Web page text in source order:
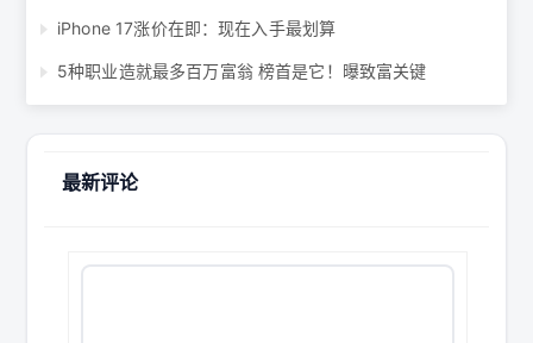
iPhone 17涨价在即：现在入手最划算
5种职业造就最多百万富翁 榜首是它！曝致富关键
最新评论